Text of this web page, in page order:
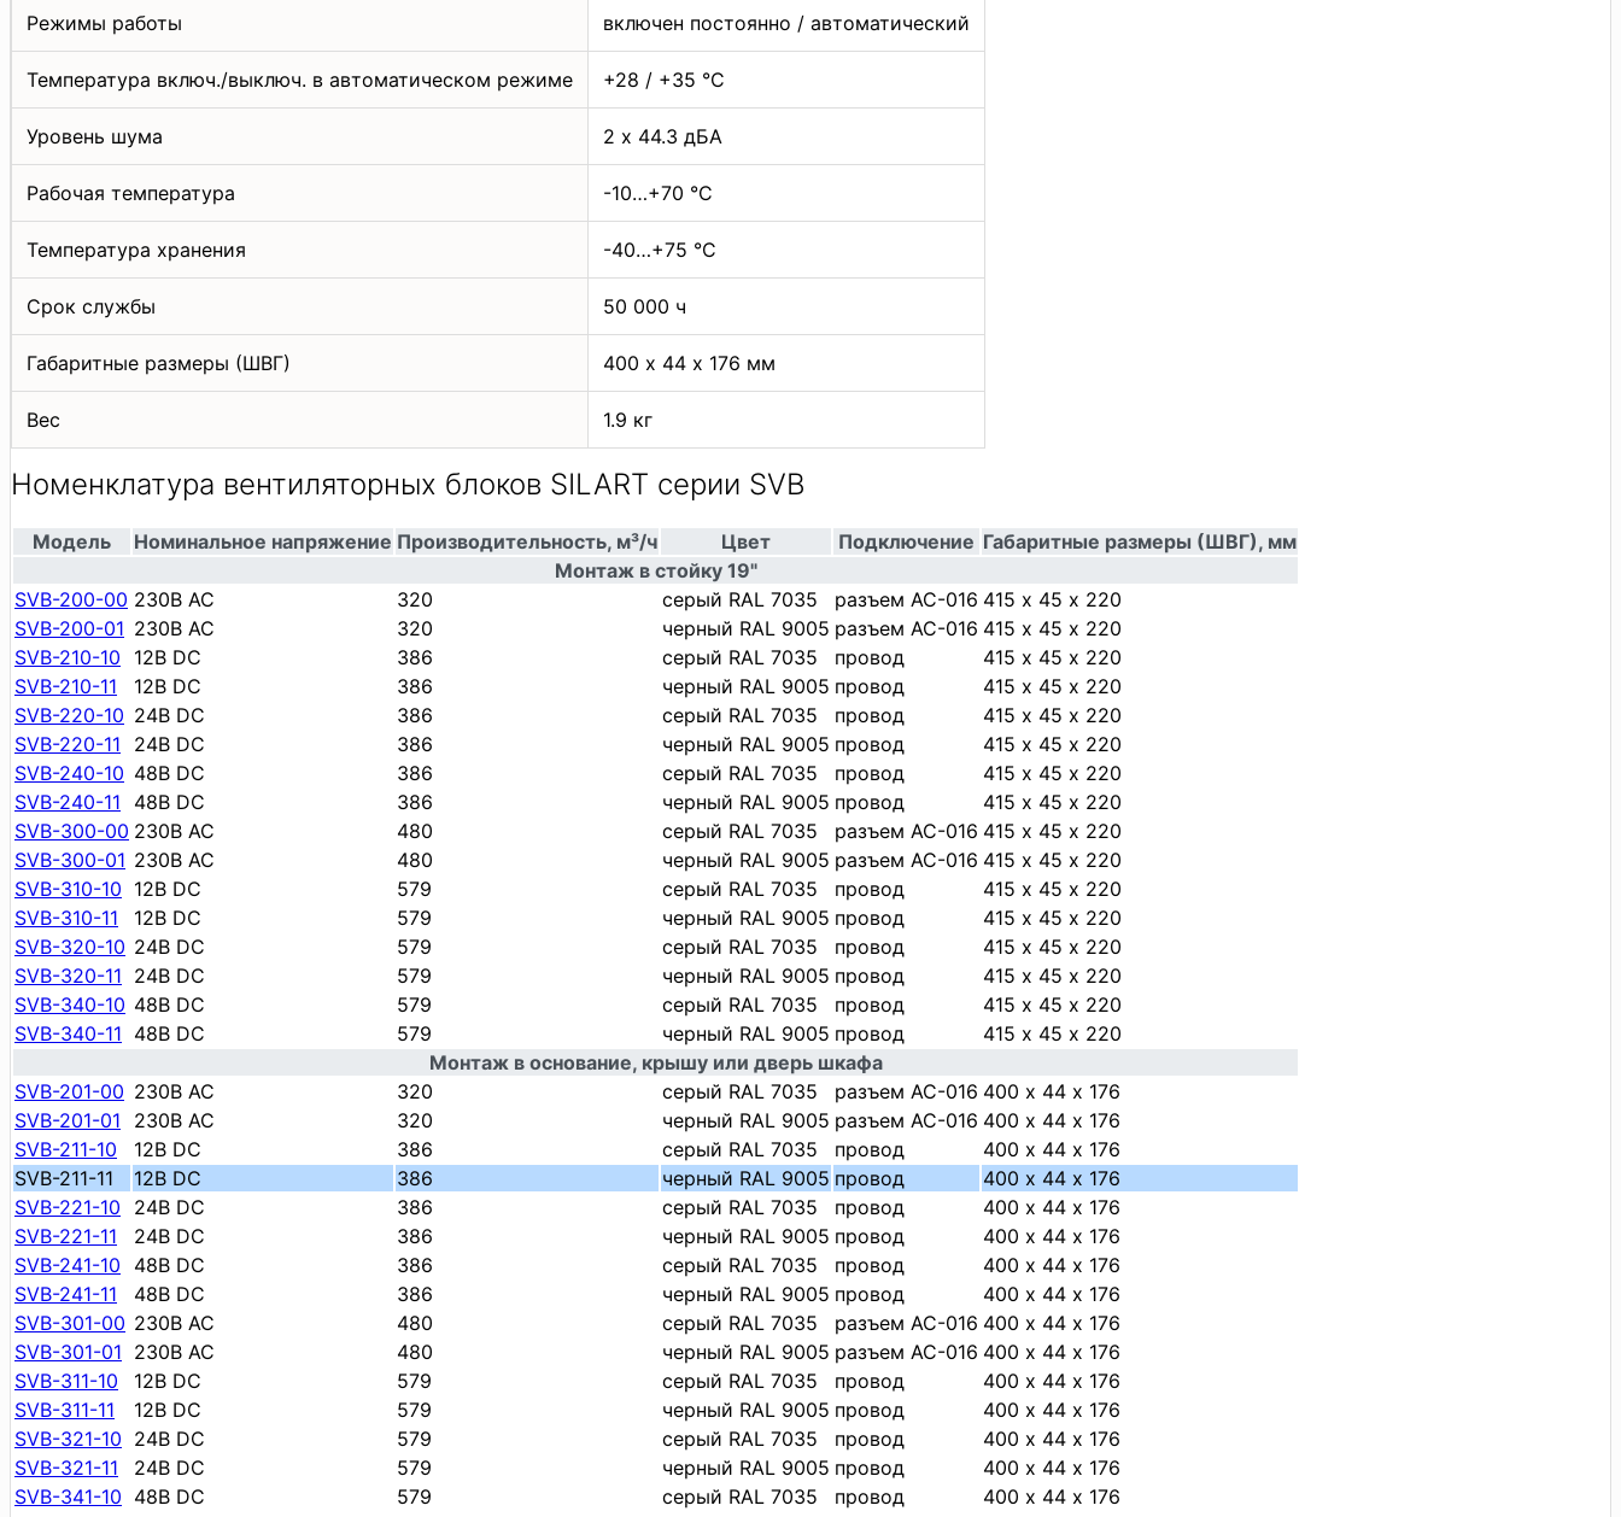
Режимы работы включен постоянно / автоматический
Температура включ./выключ. в автоматическом режиме +28 / +35 °С
Уровень шума 2 х 44.3 дБА
Рабочая температура -10…+70 °C
Температура хранения -40…+75 °C
Срок службы 50 000 ч
Габаритные размеры (ШВГ) 400 х 44 х 176 мм
Вес 1.9 кг
Номенклатура вентиляторных блоков SILART серии SVB
Модель Номинальное напряжение Производительность, м³/ч Цвет Подключение Габаритные размеры (ШВГ), мм
Монтаж в стойку 19"
SVB-200-00 230В AC 320 cерый RAL 7035 разъем AC-016 415 х 45 х 220
SVB-200-01 230В AC 320 черный RAL 9005 разъем AC-016 415 х 45 х 220
SVB-210-10
12В DC 386 cерый RAL 7035 провод
415 х 45 х 220
SVB-210-11
12В DC 386 черный RAL 9005 провод
415 х 45 х 220
SVB-220-10 24В DC 386 cерый RAL 7035 провод
415 х 45 х 220
SVB-220-11
24В DC 386 черный RAL 9005 провод
415 х 45 х 220
SVB-240-10 48В DC 386 cерый RAL 7035 провод
415 х 45 х 220
SVB-240-11
48В DC 386 черный RAL 9005 провод
415 х 45 х 220
SVB-300-00 230В AC 480 cерый RAL 7035 разъем AC-016 415 х 45 х 220
SVB-300-01 230В AC 480 черный RAL 9005 разъем AC-016 415 х 45 х 220
SVB-310-10 12В DC 579 cерый RAL 7035 провод
415 х 45 х 220
SVB-310-11
12В DC 579 черный RAL 9005 провод
415 х 45 х 220
SVB-320-10 24В DC 579 cерый RAL 7035 провод
415 х 45 х 220
SVB-320-11 24В DC 579 черный RAL 9005 провод
415 х 45 х 220
SVB-340-10 48В DC 579 cерый RAL 7035 провод
415 х 45 х 220
SVB-340-11 48В DC 579 черный RAL 9005 провод
415 х 45 х 220
Монтаж в основание, крышу или дверь шкафа
SVB-201-00 230В AC 320 cерый RAL 7035 разъем AC-016 400 х 44 х 176
SVB-201-01
230В AC 320 черный RAL 9005 разъем AC-016 400 х 44 х 176
SVB-211-10
12В DC 386 cерый RAL 7035 провод
400 х 44 х 176
SVB-211-11
12В DC 386 черный RAL 9005 провод
400 х 44 х 176
SVB-221-10
24В DC 386 cерый RAL 7035 провод
400 х 44 х 176
SVB-221-11
24В DC 386 черный RAL 9005 провод
400 х 44 х 176
SVB-241-10
48В DC 386 cерый RAL 7035 провод
400 х 44 х 176
SVB-241-11
48В DC 386 черный RAL 9005 провод
400 х 44 х 176
SVB-301-00 230В AC 480 cерый RAL 7035 разъем AC-016 400 х 44 х 176
SVB-301-01 230В AC 480 черный RAL 9005 разъем AC-016 400 х 44 х 176
SVB-311-10
12В DC 579 cерый RAL 7035 провод
400 х 44 х 176
SVB-311-11
12В DC 579 черный RAL 9005 провод
400 х 44 х 176
SVB-321-10 24В DC 579 cерый RAL 7035 провод
400 х 44 х 176
SVB-321-11
24В DC 579 черный RAL 9005 провод
400 х 44 х 176
SVB-341-10 48В DC 579 cерый RAL 7035 провод
400 х 44 х 176